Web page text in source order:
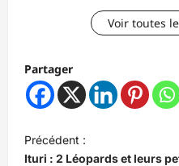
Voir toutes
Partager
a
Précédent :
Ituri : 2 Léopards et leurs